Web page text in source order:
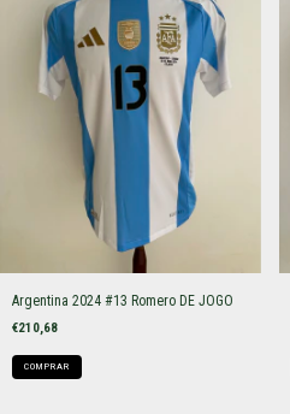
Argentina 2024 #13 Romero DE JOGO
€210,68
COMPRAR